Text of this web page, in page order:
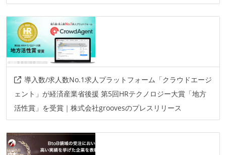
導入数/求人数No.1求人プラットフォーム「クラウドエージ
ェント」が経済産業省後援 第5回HRテクノロジー大賞「地方
活性賞」を受賞｜株式会社groovesのプレスリリース